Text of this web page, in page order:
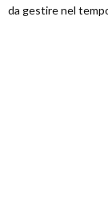
da gestire nel